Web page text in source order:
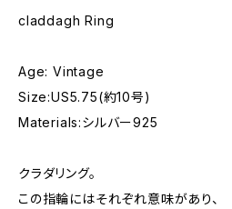
claddagh Ring
Age: Vintage
Size:US5.75(約10号)
Materials:シルバー925
クラダリング。
この指輪にはそれぞれ意味があり、